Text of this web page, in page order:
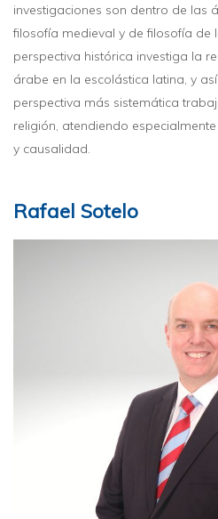
investigaciones son dentro de las
filosofía medieval y de filosofía de
perspectiva histórica investiga la
árabe en la escolástica latina, y
perspectiva más sistemática
religión, atendiendo
y causalidad.
Rafael Sotelo